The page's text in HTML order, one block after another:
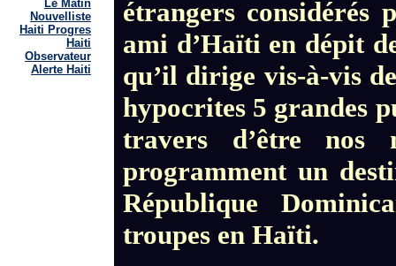
Le Matin
Nouvelliste
Haiti Progres
Haiti
Observateur
Alerte Haiti
étrangers considérés
ami d’Haïti en dépit
qu’il dirige vis-à-vis
hypocrites 5 grandes
travers d’être nos
programment un
République
troupes en Haïti.